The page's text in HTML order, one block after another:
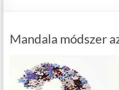
Mandala módszer